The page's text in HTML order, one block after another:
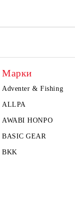
Марки
Adventer & Fishing
ALLPA
AWABI HONPO
BASIC GEAR
BKK